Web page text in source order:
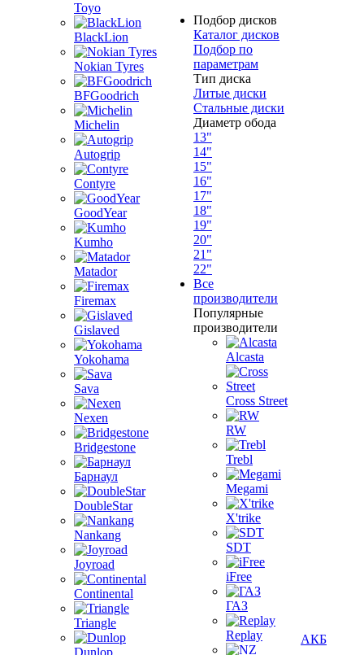
Toyo
BlackLion
Nokian Tyres
BFGoodrich
Michelin
Autogrip
Contyre
GoodYear
Kumho
Matador
Firemax
Gislaved
Yokohama
Sava
Nexen
Bridgestone
Барнаул
DoubleStar
Nankang
Joyroad
Continental
Triangle
Dunlop
Подбор дисков
Каталог дисков
Подбор по
параметрам
Тип диска
Литые диски
Стальные диски
Диаметр обода
13"
14"
15"
16"
17"
18"
19"
20"
21"
22"
Все
производители
Популярные
производители
Alcasta
Cross Street
RW
Trebl
Megami
X'trike
SDT
iFree
ГАЗ
Replay АКБ